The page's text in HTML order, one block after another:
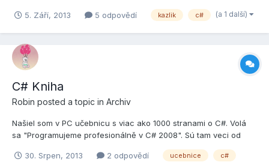
tak tohle... je to jenom přes consoli a abych to nenahrával
5. Září, 2013 5 odpovědí kazlik c# (a 1 další)
C# Kniha
Robin posted a topic in Archiv
Našiel som v PC učebnicu s viac ako 1000 stranami o C#. Volá
sa "Programujeme profesionálně v C# 2008". Sú tam veci od
http://pexesogame.eu/Public/pp2008_1.pdf Obsah:
30. Srpen, 2013 2 odpovědí ucebnice c#